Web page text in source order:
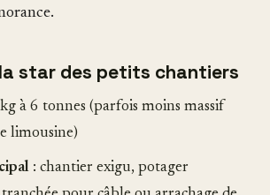
star des petits chantiers
à 6 tonnes (parfois moins massif
limousine)
: chantier exigu, potager